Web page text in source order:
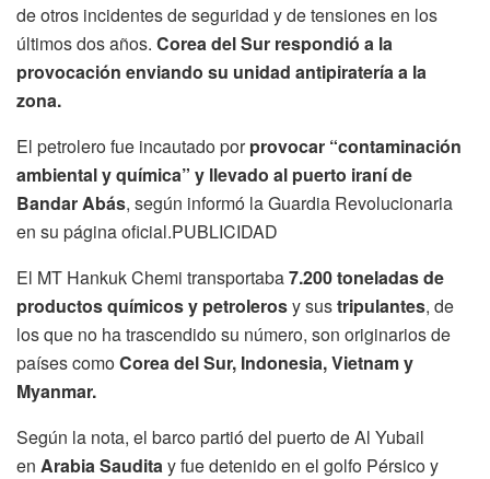
de otros incidentes de seguridad y de tensiones en los
últimos dos años. Corea del Sur respondió a la
provocación enviando su unidad antipiratería a la
zona.
El petrolero fue incautado porprovocar “contaminación
ambiental y química” y llevado al puerto iraní de
Bandar Abás, según informó la Guardia Revolucionaria
en su página oficial.PUBLICIDAD
El MT Hankuk Chemi transportaba7.200 toneladas de
productos químicos y petrolerosy sustripulantes, de
los que no ha trascendido su número, son originarios de
países comoCorea del Sur, Indonesia, Vietnam y
Myanmar.
Según la nota, el barco partió del puerto de Al Yubail
en Arabia Sauditay fue detenido en el golfo Pérsico y